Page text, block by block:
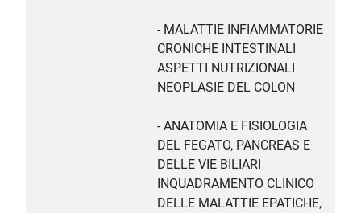
- MALATTIE INFIAMMATORIE
CRONICHE INTESTINALI
ASPETTI NUTRIZIONALI
NEOPLASIE DEL COLON
- ANATOMIA E FISIOLOGIA
DEL FEGATO, PANCREAS E
DELLE VIE BILIARI
INQUADRAMENTO CLINICO
DELLE MALATTIE EPATICHE,